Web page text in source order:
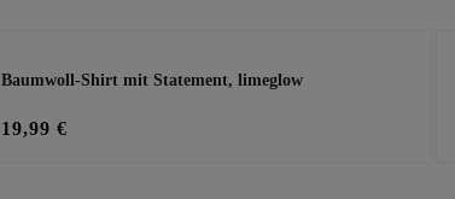
Baumwoll-Shirt mit Statement, limeglow
19,99 €